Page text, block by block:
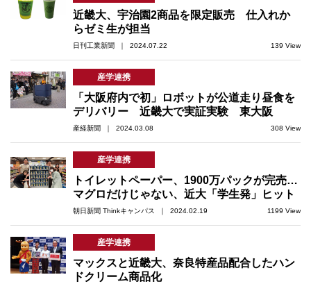
近畿大、宇治園2商品を限定販売 仕入れか
らゼミ生が担当
日刊工業新聞 ｜ 2024.07.22 139 View
産学連携
「大阪府内で初」ロボットが公道走り昼食を
デリバリー 近畿大で実証実験 東大阪
産経新聞 ｜ 2024.03.08 308 View
産学連携
トイレットペーパー、1900万パックが完売…
マグロだけじゃない、近大「学生発」ヒット
朝日新聞 Thinkキャンパス ｜ 2024.02.19 1199 View
産学連携
マックスと近畿大、奈良特産品配合したハン
ドクリーム商品化